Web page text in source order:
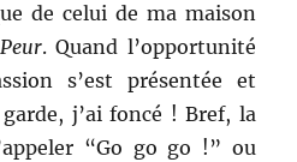
de celui de ma maison
. Quand l’opportunité
s’est présentée et
j’ai foncé ! Bref, la
“Go go go !” ou